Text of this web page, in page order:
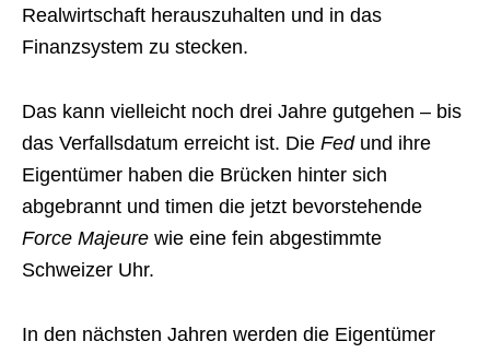
Realwirtschaft herauszuhalten und in das
Finanzsystem zu stecken.
Das kann vielleicht noch drei Jahre gutgehen – bis
das Verfallsdatum erreicht ist. Die Fedund ihre
Eigentümer haben die Brücken hinter sich
abgebrannt und timen die jetzt bevorstehende
Force Majeure wie eine fein abgestimmte
Schweizer Uhr.
In den nächsten Jahren werden die Eigentümer